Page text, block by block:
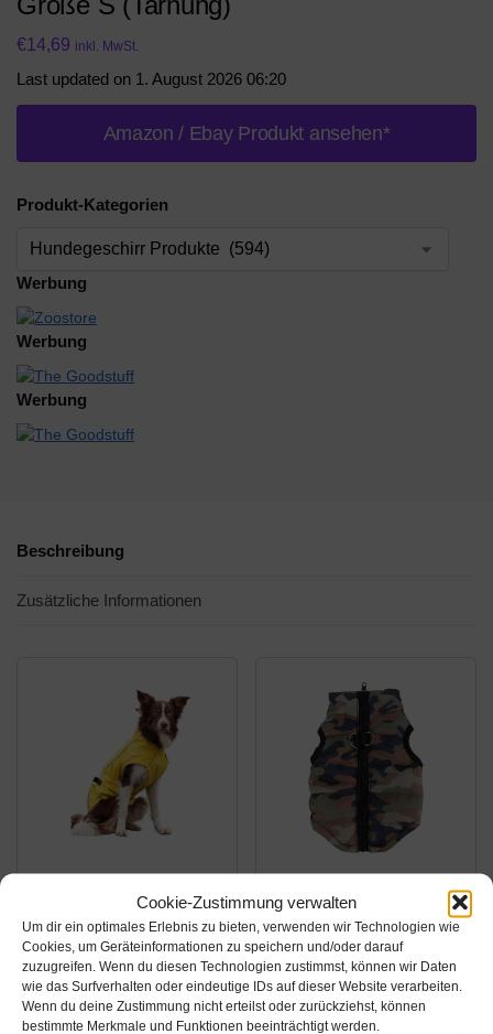
Cookie-Zustimmung verwalten
Um dir ein optimales Erlebnis zu bieten, verwenden wir Technologien wie
Cookies, um Geräteinformationen zu speichern und/oder darauf
zuzugreifen. Wenn du diesen Technologien zustimmst, können wir Daten
wie das Surfverhalten oder eindeutige IDs auf dieser Website verarbeiten.
Wenn du deine Zustimmung nicht erteilst oder zurückziehst, können
bestimmte Merkmale und Funktionen beeinträchtigt werden.
€14,69 inkl. MwSt.
Last updated on 1. August 2026 06:20
Amazon / Ebay Produkt ansehen*
Produkt-Kategorien
Werbung
Werbung
Werbung
Beschreibung
Zusätzliche Informationen
39,22€
Trixie 67977
Regenmantel Vimy,
310 g, gelb
14,69€
ROSENICE
Hundejacke
Winterjacken